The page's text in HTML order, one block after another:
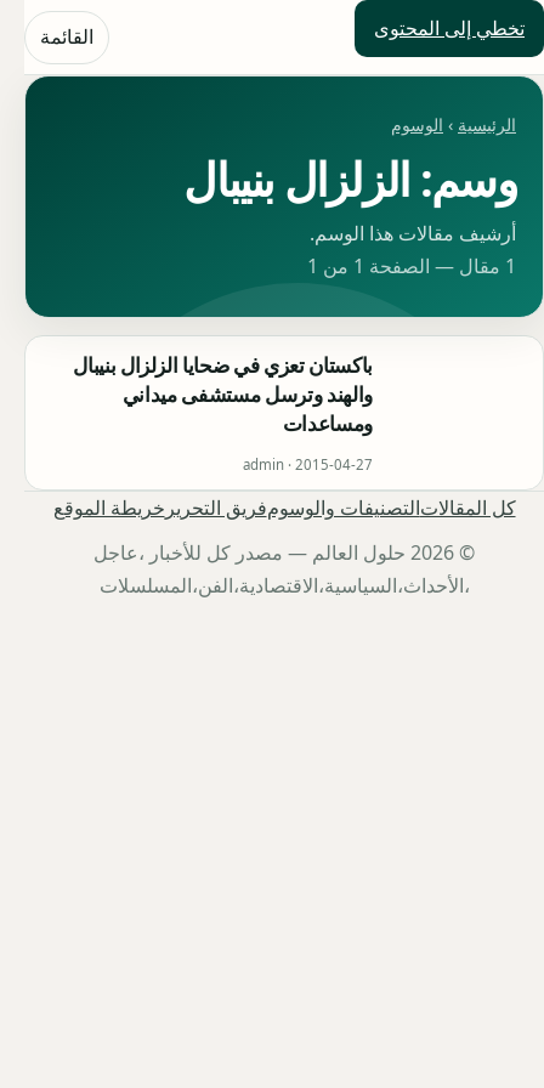
تخطي إلى المحتوى
حلول العالم القائمة
الرئيسية › الوسوم
وسم: الزلزال بنيبال
أرشيف مقالات هذا الوسم.
1 مقال — الصفحة 1 من 1
باكستان تعزي في ضحايا الزلزال بنيبال
والهند وترسل مستشفى ميداني
ومساعدات
admin · 2015-04-27
كل المقالاتالتصنيفات والوسومفريق التحرير خريطة الموقع
© 2026 حلول العالم — مصدر كل للأخبار ،عاجل
،الأحداث،السياسية،الاقتصادية،الفن،المسلسلات